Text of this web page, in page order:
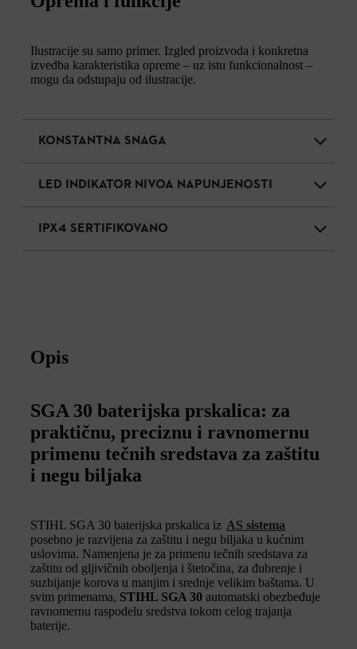
Ilustracije su samo primer. Izgled proizvoda i konkretna
izvedba karakteristika opreme – uz istu funkcionalnost –
mogu da odstupaju od ilustracije.
KONSTANTNA SNAGA
LED INDIKATOR NIVOA NAPUNJENOSTI
IPX4 SERTIFIKOVANO
Opis
SGA 30 baterijska prskalica: za
praktičnu, preciznu i ravnomernu
primenu tečnih sredstava za zaštitu
i negu biljaka
STIHL SGA 30 baterijska prskalica iz AS sistema
posebno je razvijena za zaštitu i negu biljaka u kućnim
uslovima. Namenjena je za primenu tečnih sredstava za
zaštitu od gljivičnih oboljenja i štetočina, za đubrenje i
suzbijanje korova u manjim i srednje velikim baštama. U
svim primenama, STIHL SGA 30 automatski obezbeđuje
ravnomernu raspodelu sredstva tokom celog trajanja
baterije.